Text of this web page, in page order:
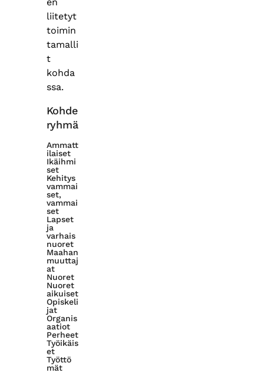
liitetyt
toimin
tamalli
t
kohda
ssa.
Kohde
ryhmä
Ammatt
ilaiset
Ikäihmi
set
Kehitys
vammai
set,
vammai
set
Lapset
ja
varhais
nuoret
Maahan
muuttaj
at
Nuoret
Nuoret
aikuiset
Opiskeli
jat
Organis
aatiot
Perheet
Työikäis
et
Työttö
mät